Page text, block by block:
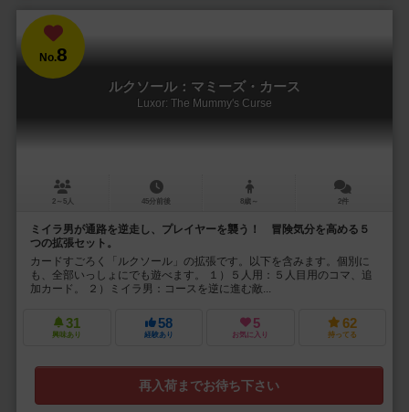
No.8
ルクソール：マミーズ・カース
Luxor: The Mummy's Curse
2～5人 45分前後 8歳～ 2件
ミイラ男が通路を逆走し、プレイヤーを襲う！ 冒険気分を高める５
つの拡張セット。
カードすごろく「ルクソール」の拡張です。以下を含みます。個別に
も、全部いっしょにでも遊べます。 １）５人用：５人目用のコマ、追
加カード。 ２）ミイラ男：コースを逆に進む敵...
31
興味あり
58
経験あり
5
お気に入り
62
持ってる
再入荷までお待ち下さい